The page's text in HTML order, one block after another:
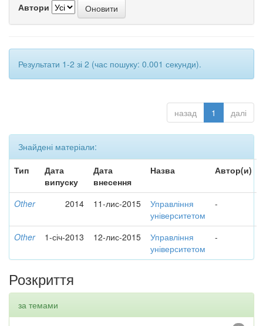
Автори
Результати 1-2 зі 2 (час пошуку: 0.001 секунди).
назад 1 далі
Знайдені матеріали:
Тип
Дата
випуску
Дата
внесення
Назва Автор(и)
Other 2014 11-лис-2015
Управління
університетом
-
Other 1-січ-2013 12-лис-2015
Управління
університетом
-
Розкриття
за темами